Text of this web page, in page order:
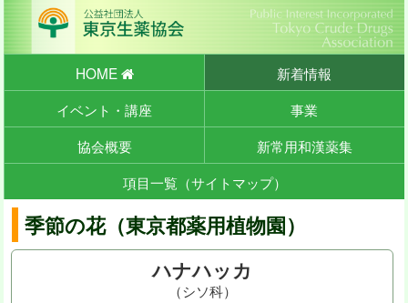
HOME
新着情報
イベント・講座
事業
協会概要
新常用和漢薬集
項目一覧（サイトマップ）
季節の花（東京都薬用植物園）
ハナハッカ
（シソ科）